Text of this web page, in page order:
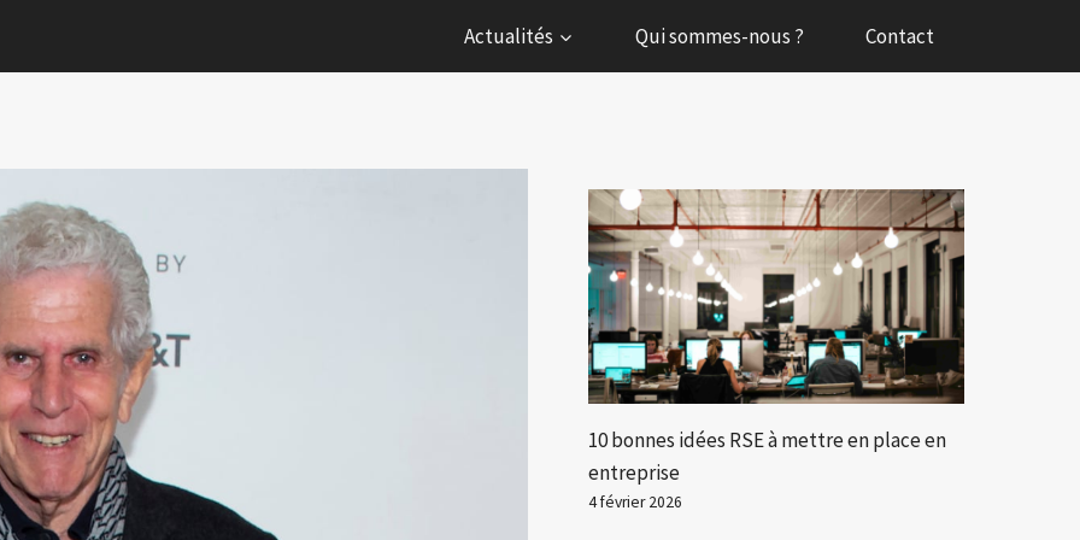
Actualités Qui sommes-nous ? Contact
10 bonnes idées RSE à mettre en place en
entreprise
4 février 2026